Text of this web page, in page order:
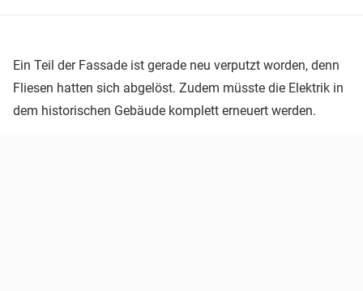
Ein Teil der Fassade ist gerade neu verputzt worden, denn
Fliesen hatten sich abgelöst. Zudem müsste die Elektrik in
dem historischen Gebäude komplett erneuert werden.